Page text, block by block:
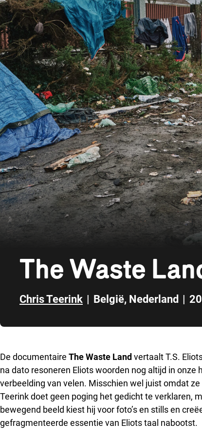
The Waste
Chris Teerink | België, Nederland |
De documentaire The Waste Land vertaalt T.S.
na dato resoneren Eliots woorden nog altijd in
verbeelding van velen. Misschien wel juist omdat
Teerink doet geen poging het gedicht te verklaren,
bewegend beeld kiest hij voor foto’s en stills en
gefragmenteerde essentie van Eliots taal nabootst.